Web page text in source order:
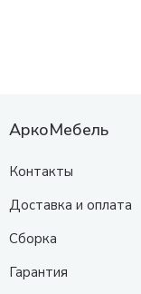
АркоМебель
Контакты
Доставка и оплата
Сборка
Гарантия